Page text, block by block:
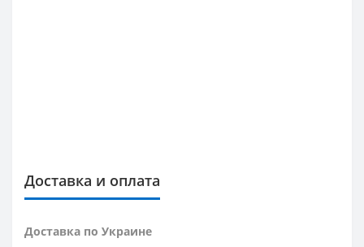
Доставка и оплата
Доставка по Украине